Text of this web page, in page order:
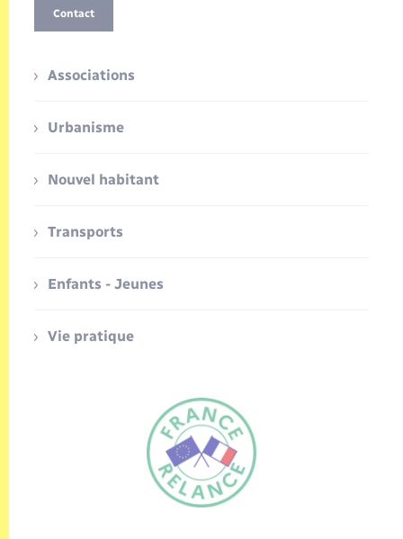
Contact
Associations
Urbanisme
Nouvel habitant
Transports
Enfants - Jeunes
Vie pratique